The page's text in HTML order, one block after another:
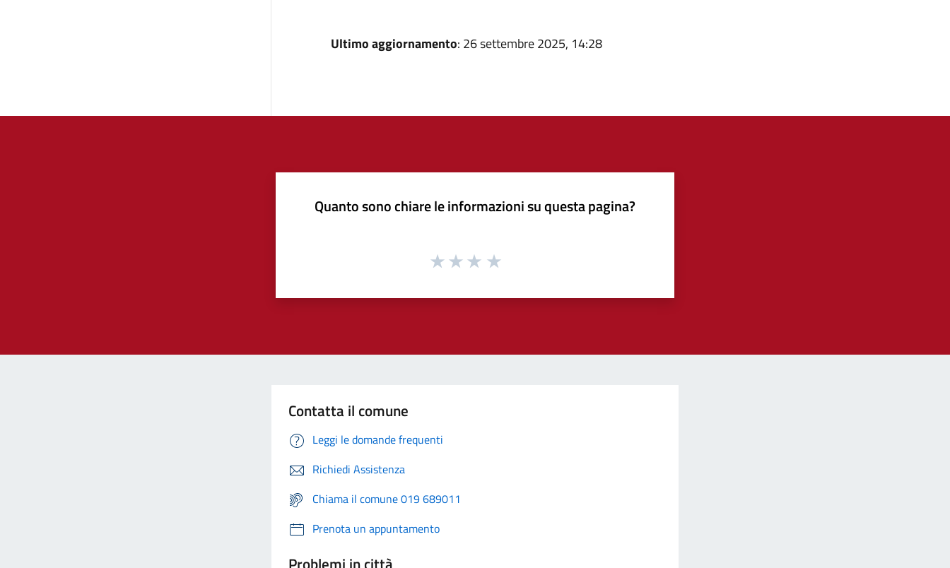
Ultimo aggiornamento: 26 settembre 2025, 14:28
Quanto sono chiare le informazioni su questa pagina?
Contatta il comune
Leggi le domande frequenti
Richiedi Assistenza
Chiama il comune 019 689011
Prenota un appuntamento
Problemi in città